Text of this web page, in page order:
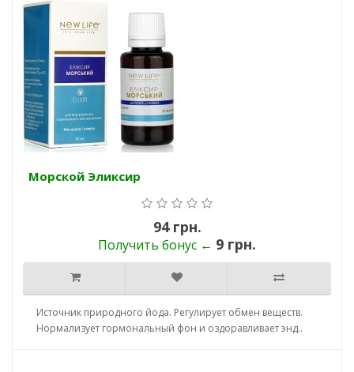
Морской Эликсир
94 грн.
Получить бонус ← 9 грн.
Источник природного йода. Регулирует обмен веществ.
Нормализует гормональный фон и оздоравливает энд..